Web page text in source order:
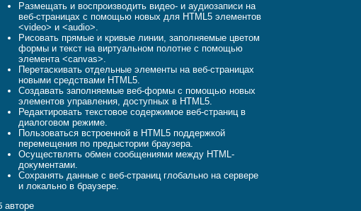
Размещать и воспроизводить видео- и аудиозаписи на
веб-страницах с помощью новых для HTML5 элементов
<video> и <audio>.
Рисовать прямые и кривые линии, заполняемые цветом
формы и текст на виртуальном полотне с помощью
элемента <canvas>.
Перетаскивать отдельные элементы на веб-страницах
новыми средствами HTML5.
Создавать заполняемые веб-формы с помощью новых
элементов управления, доступных в HTML5.
Редактировать текстовое содержимое веб-страниц в
диалоговом режиме.
Пользоваться встроенной в HTML5 поддержкой
перемещения по предыстории браузера.
Осуществлять обмен сообщениями между HTML-
документами.
Сохранять данные с веб-страниц глобально на сервере
и локально в браузере.
авторе